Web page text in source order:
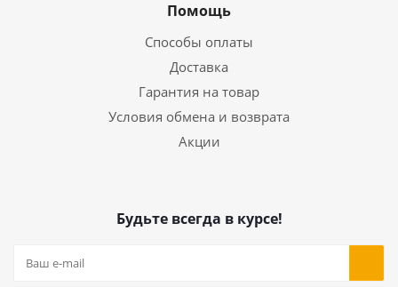
Помощь
Способы оплаты
Доставка
Гарантия на товар
Условия обмена и возврата
Акции
Будьте всегда в курсе!